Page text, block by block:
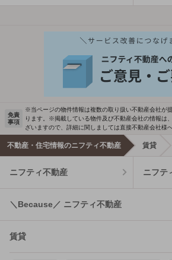
免責
事項
※当ページの物件情報は複数の取り扱い不動産会社が
ります。※掲載している物件及び不動産会社の情報は
ざいますので、詳細に関しましては直接不動産会社様
不動産・住宅情報のニフティ不動産 賃貸
ニフティ不動産 ニフテ
＼Because／ ニフティ不動産
賃貸